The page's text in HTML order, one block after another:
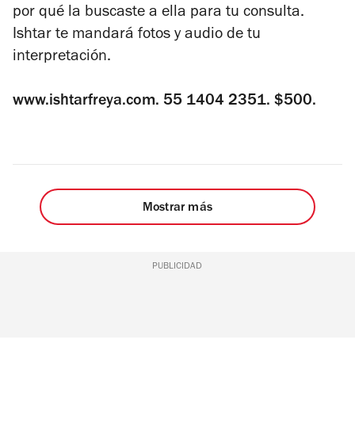
por qué la buscaste a ella para tu consulta.
Ishtar te mandará fotos y audio de tu
interpretación.
www.ishtarfreya.com. 55 1404 2351. $500.
Mostrar más
PUBLICIDAD